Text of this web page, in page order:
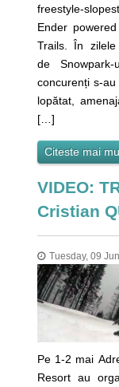
freestyle-
Ender
Trails. În
de
concurenți s-
lopătat,
[…]
Citeste mai
VIDEO:
Cristian
Tuesday, 09
Pe 1-2 mai
Resort au